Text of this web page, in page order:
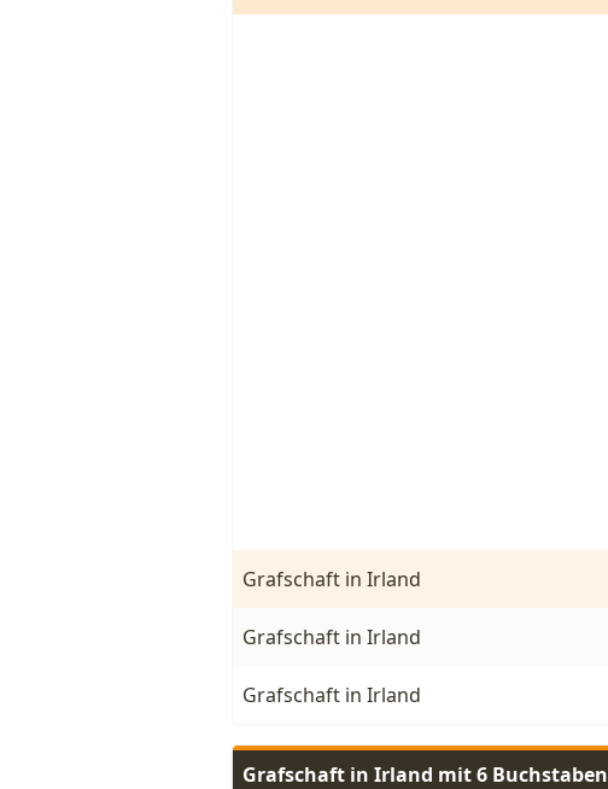
Grafschaft in Irland
Grafschaft in Irland
Grafschaft in Irland
Grafschaft in Irland mit 6 Buchstaben